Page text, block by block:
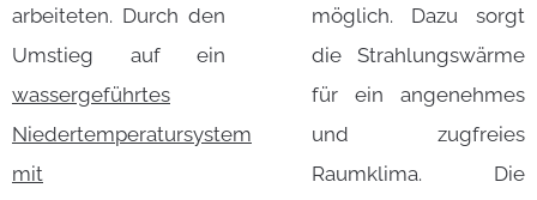
arbeiteten. Durch den
Umstieg auf ein
wassergeführtes
Niedertemperatursystem
mit
möglich. Dazu sorgt
die Strahlungswärme
für ein angenehmes
und zugfreies
Raumklima. Die